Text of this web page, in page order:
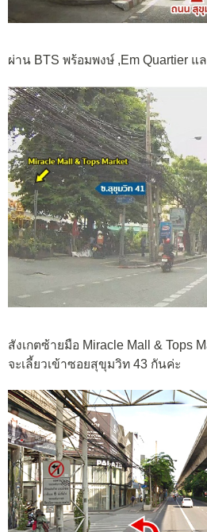
ผ่าน BTS พร้อมพงษ์ ,Em Quartier แ
สังเกตซ้ายมือ Miracle Mall & Tops
จะเลี้ยวเข้าซอยสุขุมวิท 43 กันค่ะ